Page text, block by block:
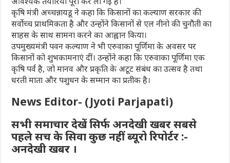
कृषि मंत्री अच्चन्नायडू ने कहा कि किसानों का कल्याण सरकार की
सर्वोच्च प्राथमिकता है और उन्होंने किसानों से एल नीनो की चुनौती का
साहस के साथ सामना करने का आह्वान किया।
उपमुख्यमंत्री पवन कल्याण ने भी एरुवाका पूर्णिमा के अवसर पर
किसानों को शुभकामनाएं दीं। उन्होंने कहा कि एरुवाका पूर्णिमा एक
कृषि पर्व है, जो मानव और प्रकृति के अटूट संबंध का उत्सव है तथा
धरती माता और पशुधन के सम्मान का प्रतीक है।
News Editor- (Jyoti Parjapati)
सभी समाचार देखें सिर्फ अनदेखी खबर सबसे
पहले सच के सिवा कुछ नहीं ब्यूरो रिपोर्टर :-
अनदेखी खबर ।